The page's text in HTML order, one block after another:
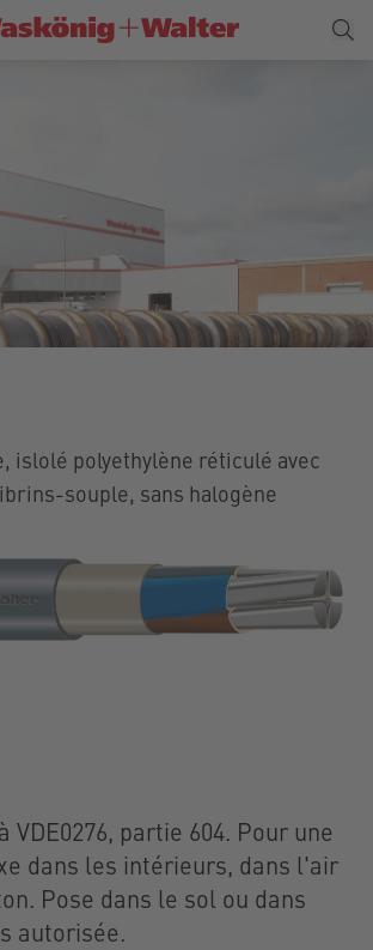
islolé polyethylène réticulé avec
souple, sans halogène
VDE0276, partie 604. Pour une
dans les intérieurs, dans l'air
Pose dans le sol ou dans
autorisée.